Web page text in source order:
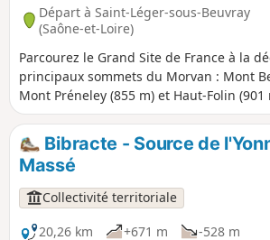
Départ à Saint-Léger-sous-Beuvray
(Saône-et-Loire)
Parcourez le Grand Site de France à la
principaux sommets du Morvan : Mont
Mont Préneley (855 m) et Haut-Folin (901
sans grandes difficultés, toujours
de la nature. Offrez-vous une
rythme, crapahutez, respirez, écoutez :
des sommets !
Bibracte - Source de
Massé
Collectivité territoriale
20,26 km
+671 m
-528 m